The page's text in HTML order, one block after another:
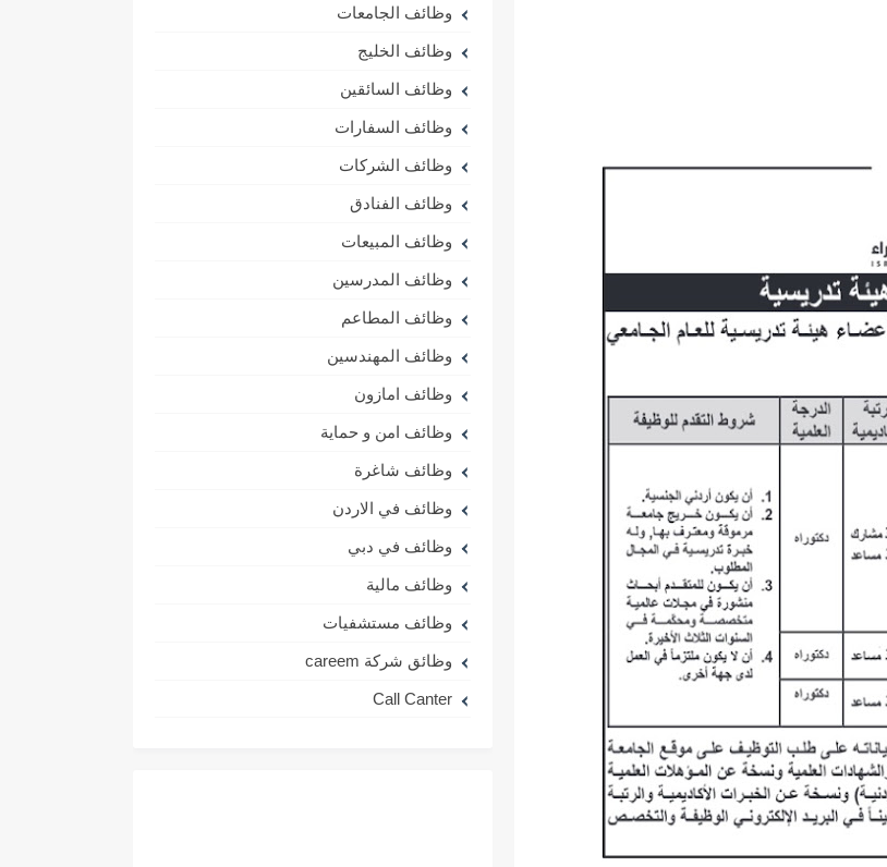
وظائف الجامعات
وظائف الخليج
وظائف السائقين
وظائف السفارات
وظائف الشركات
وظائف الفنادق
وظائف المبيعات
وظائف المدرسين
وظائف المطاعم
وظائف المهندسين
وظائف امازون
وظائف امن و حماية
وظائف شاغرة
وظائف في الاردن
وظائف في دبي
وظائف مالية
وظائف مستشفيات
وظائق شركة careem
Call Canter